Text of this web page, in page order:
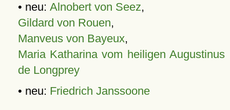
• neu: Alnobert von Seez,
Gildard von Rouen,
Manveus von Bayeux,
Maria Katharina vom heiligen Augustinus
de Longprey
• neu: Friedrich Janssoone